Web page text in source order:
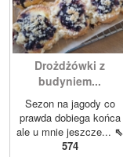
Drożdżówki z
budyniem...
Sezon na jagody co
prawda dobiega końca
ale u mnie jeszcze... ⇖
574